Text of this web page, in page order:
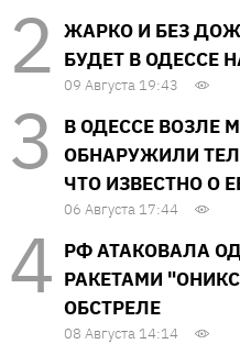
ЖАРКО И БЕЗ
БУДЕТ В ОДЕССЕ
09 Августа 19:43
В ОДЕССЕ ВОЗЛЕ
ОБНАРУЖИЛИ
ЧТО ИЗВЕСТНО О
06 Августа 17:44
РФ АТАКОВАЛА
РАКЕТАМИ
ОБСТРЕЛЕ
08 Августа 14:14